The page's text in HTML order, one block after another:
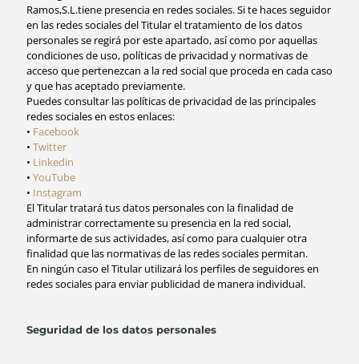
Ramos,S.L.tiene presencia en redes sociales. Si te haces seguidor
en las redes sociales del Titular el tratamiento de los datos
personales se regirá por este apartado, así como por aquellas
condiciones de uso, políticas de privacidad y normativas de
acceso que pertenezcan a la red social que proceda en cada caso
y que has aceptado previamente.
Puedes consultar las políticas de privacidad de las principales
redes sociales en estos enlaces:
• Facebook
• Twitter
• Linkedin
• YouTube
• Instagram
El Titular tratará tus datos personales con la finalidad de
administrar correctamente su presencia en la red social,
informarte de sus actividades, así como para cualquier otra
finalidad que las normativas de las redes sociales permitan.
En ningún caso el Titular utilizará los perfiles de seguidores en
redes sociales para enviar publicidad de manera individual.
Seguridad de los datos personales